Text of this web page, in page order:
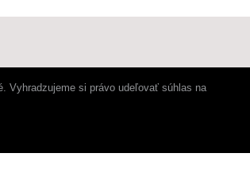
Vyhradzujeme si právo udeľovať súhlas na